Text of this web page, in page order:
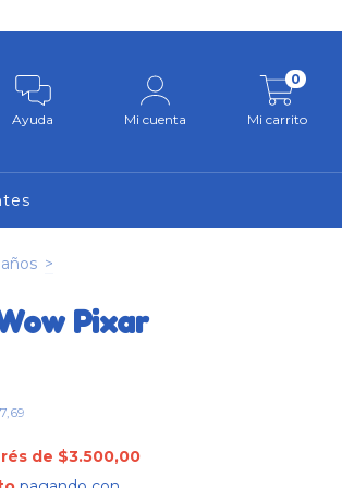
Ayuda Mi cuenta Mi carrito
0
>
Pixar
de $3.500,00